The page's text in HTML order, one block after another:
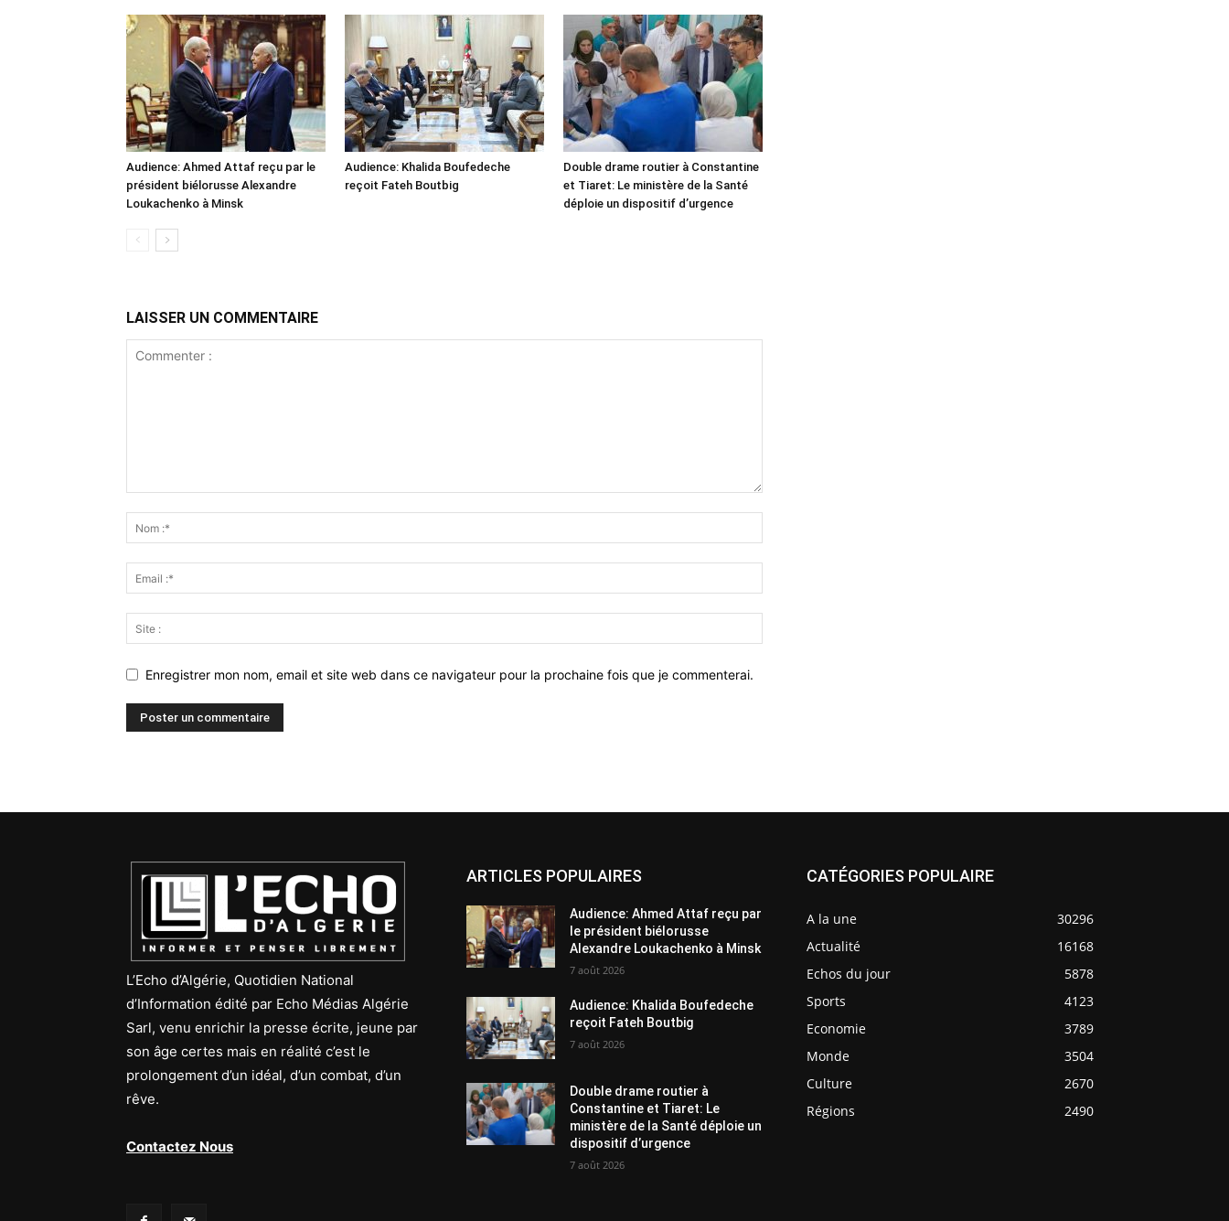
Audience: Ahmed Attaf reçu par le
président biélorusse Alexandre
Loukachenko à Minsk
Audience: Khalida Boufedeche
reçoit Fateh Boutbig
Double drame routier à Constantine
et Tiaret: Le ministère de la Santé
déploie un dispositif d’urgence
LAISSER UN COMMENTAIRE
Enregistrer mon nom, email et site web dans ce navigateur pour la prochaine fois que je commenterai.
L’Echo d’Algérie, Quotidien National
d’Information édité par Echo Médias Algérie
Sarl, venu enrichir la presse écrite, jeune par
son âge certes mais en réalité c’est le
prolongement d’un idéal, d’un combat, d’un
rêve.
Contactez Nous
ARTICLES POPULAIRES
Audience: Ahmed Attaf reçu par
le président biélorusse
Alexandre Loukachenko à Minsk
7 août 2026
Audience: Khalida Boufedeche
reçoit Fateh Boutbig
7 août 2026
Double drame routier à
Constantine et Tiaret: Le
ministère de la Santé déploie un
dispositif d’urgence
7 août 2026
CATÉGORIES POPULAIRE
A la une
30296
Actualité
16168
Echos du jour
5878
Sports
4123
Economie
3789
Monde
3504
Culture
2670
Régions
2490